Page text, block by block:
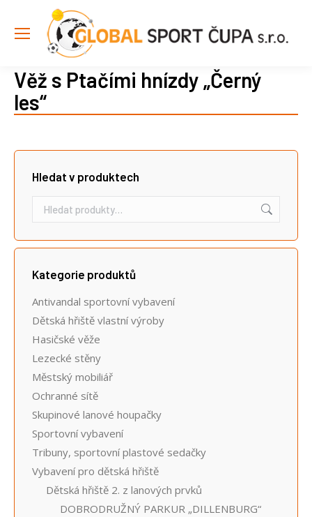
Věž s Ptačími hnízdy „Černý
les“
Hledat v produktech
Kategorie produktů
Antivandal sportovní vybavení
Dětská hřiště vlastní výroby
Hasičské věže
Lezecké stěny
Městský mobiliář
Ochranné sítě
Skupinové lanové houpačky
Sportovní vybavení
Tribuny, sportovní plastové sedačky
Vybavení pro dětská hřiště
Dětská hřiště 2. z lanových prvků
DOBRODRUŽNÝ PARKUR „DILLENBURG“